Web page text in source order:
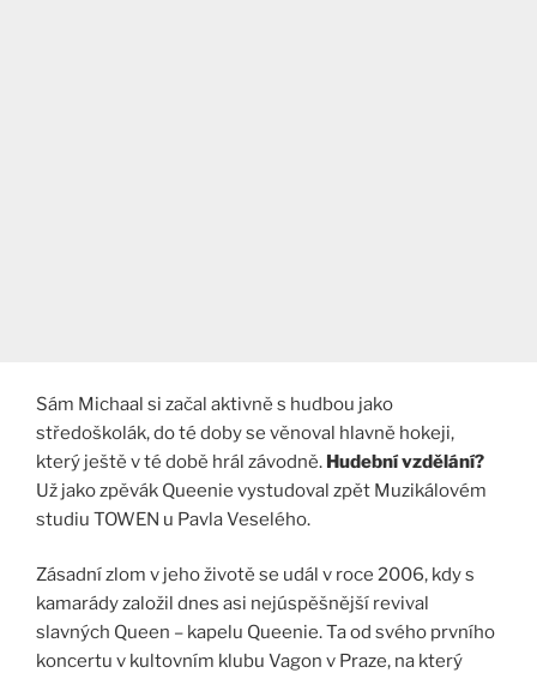
Sám Michaal si začal aktivně s hudbou jako
středoškolák, do té doby se věnoval hlavně hokeji,
který ještě v té době hrál závodně. Hudební vzdělání?
Už jako zpěvák Queenie vystudoval zpět Muzikálovém
studiu TOWEN u Pavla Veselého.
Zásadní zlom v jeho životě se udál v roce 2006, kdy s
kamarády založil dnes asi nejúspěšnější revival
slavných Queen – kapelu Queenie. Ta od svého prvního
koncertu v kultovním klubu Vagon v Praze, na který